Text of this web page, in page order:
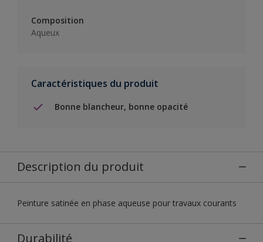
Composition
Aqueux
Caractéristiques du produit
Bonne blancheur, bonne opacité
Description du produit
Peinture satinée en phase aqueuse pour travaux courants
Durabilité